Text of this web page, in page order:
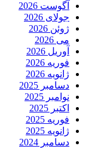
آگوست 2026
جولای 2026
ژوئن 2026
می 2026
آوریل 2026
فوریه 2026
ژانویه 2026
دسامبر 2025
نوامبر 2025
اکتبر 2025
فوریه 2025
ژانویه 2025
دسامبر 2024